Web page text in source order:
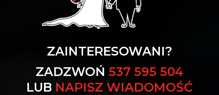
ZAINTERESOWANI?
ZADZWOŃ 537 595 504
LUB NAPISZ WIADOMOŚĆ